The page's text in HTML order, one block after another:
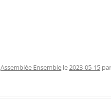
Assemblée Ensemble le2023-05-15 par